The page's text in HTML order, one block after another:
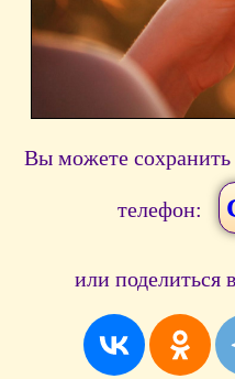
Вы можете
телефон:
или поделиться